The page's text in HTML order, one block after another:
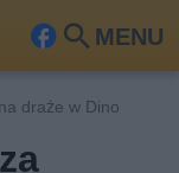
MENU
Fa
ook
Szu
draże w Dino